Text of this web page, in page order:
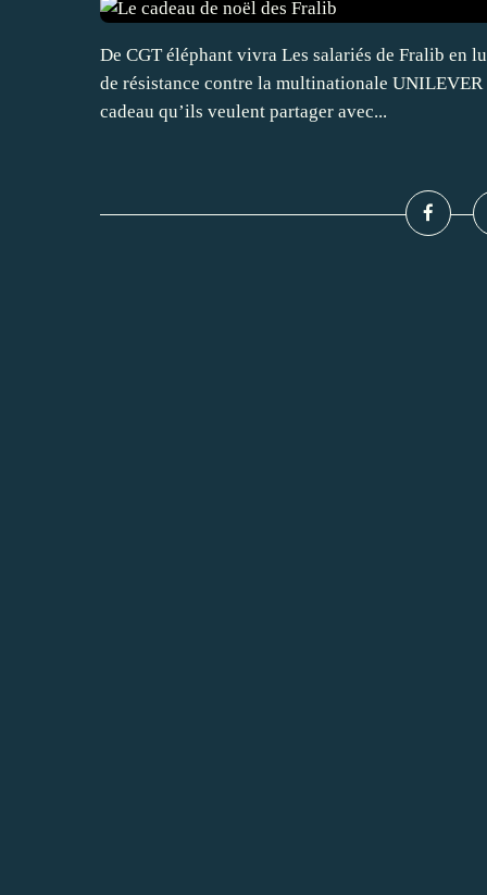
De CGT éléphant vivra Les salariés de Fralib en
de résistance contre la multinationale
cadeau qu’ils veulent partager avec...